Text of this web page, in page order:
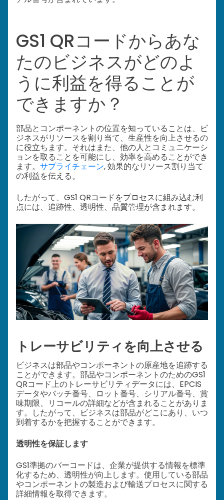
GS1 QRコードからあな
たのビジネスがどのよ
うに利益を得ることが
できますか？
部品とコンポーネントの位置を知っていることは、ビ
ジネスがリソースを割り当て、生産性を向上させるの
に役立ちます。それはまた、他の人とコミュニケーシ
ョンを取ることを可能にし、効率を高めることができ
ます。 サプライチェーン, 効果的なリソース割り当て
の利益を伝える。
したがって、GS1 QRコードをプロセスに組み込む利
点には、追跡性、透明性、品質管理が含まれます。
トレーサビリティを向上させる
ビジネスは部品やコンポーネントの原産地を追跡する
ことができます。部品やコンポーネントのためのGS1
QRコード上のトレーサビリティデータには、EPCIS
データやバッチ番号、ロット番号、シリアル番号、賞
味期限、リコールの詳細などが含まれることがありま
す。したがって、ビジネスは部品がどこにあり、いつ
到着するかを把握することができます。
透明性を保証します
GS1準拠のバーコードは、企業が提供する情報を標準
化するため、透明性が向上します。使用している部品
やコンポーネントの製造および輸送プロセスに関する
詳細情報を取得できます。